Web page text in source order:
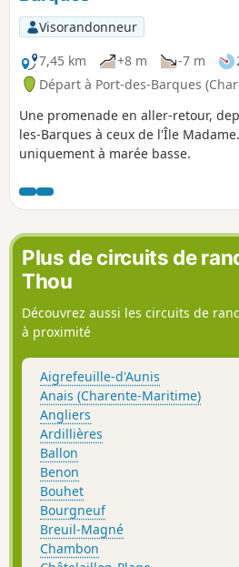
Visorandonneur
7,45 km
+8 m -7 m
Départ à Port-des-Barques
Une promenade en aller-retour,
les-Barques à ceux de l'Île
uniquement à marée basse.
Plus de circuits de
Thou
Découvrez aussi les circuits de
à proximité
Aigrefeuille-d'Aunis
Anais (Charente-Maritime)
Angliers
Ardillières
Ballon
Benon
Bouhet
Bourgneuf
Breuil-Magné
Chambon